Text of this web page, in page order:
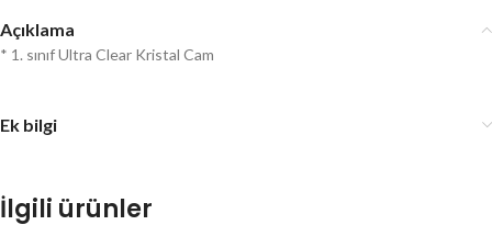
Açıklama
* 1. sınıf Ultra Clear Kristal Cam
Ek bilgi
İlgili ürünler